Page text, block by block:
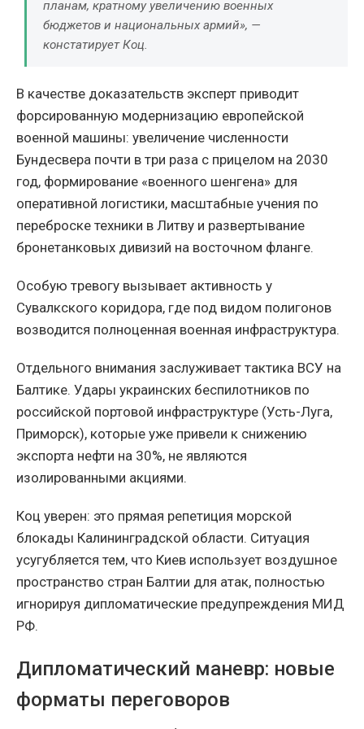
планам, кратному увеличению военных
бюджетов и национальных армий», —
констатирует Коц.
В качестве доказательств эксперт приводит
форсированную модернизацию европейской
военной машины: увеличение численности
Бундесвера почти в три раза с прицелом на 2030
год, формирование «военного шенгена» для
оперативной логистики, масштабные учения по
переброске техники в Литву и развертывание
бронетанковых дивизий на восточном фланге.
Особую тревогу вызывает активность у
Сувалкского коридора, где под видом полигонов
возводится полноценная военная инфраструктура.
Отдельного внимания заслуживает тактика ВСУ на
Балтике. Удары украинских беспилотников по
российской портовой инфраструктуре (Усть-Луга,
Приморск), которые уже привели к снижению
экспорта нефти на 30%, не являются
изолированными акциями.
Коц уверен: это прямая репетиция морской
блокады Калининградской области. Ситуация
усугубляется тем, что Киев использует воздушное
пространство стран Балтии для атак, полностью
игнорируя дипломатические предупреждения МИД
РФ.
Дипломатический маневр: новые
форматы переговоров